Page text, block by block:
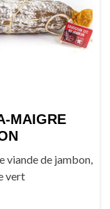
MAIGRE
viande de jambon,
vert